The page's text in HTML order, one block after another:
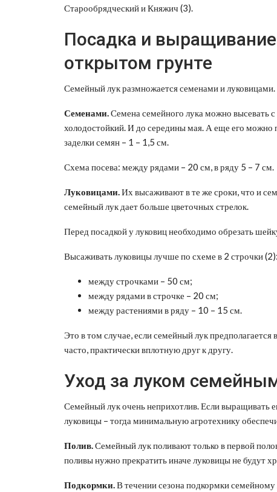
Старообрядческий и Княжич (3).
Посадка и
открытом грунте
Семейный лук размножается семенами и луковицами.
Семенами.Семена семейного лука можно высевать
холодостойкий. И до середины мая. А еще его можно
заделки семян – 1 – 1,5 см.
Схема посева: между рядами – 20 см, в ряду 5 – 7 см.
Луковицами.Их высаживают в те же сроки, что и
семейный лук дает больше цветочных стрелок.
Перед посадкой у луковиц необходимо обрезать
Высаживать луковицы лучше по схеме в 2 строчки (2):
между строчками – 50 см;
между рядами в строчке – 20 см;
между растениями в ряду – 10 – 15 см.
Это в том случае, если семейный лук
часто, практически вплотную друг к другу.
Уход за луком
Семейный лук очень неприхотлив. Если выращивать
луковицы – тогда минимальную агротехнику
Полив.Семейный лук поливают только в первой
поливы нужно прекратить иначе луковицы не будут
Подкормки.В течении сезона подкормки